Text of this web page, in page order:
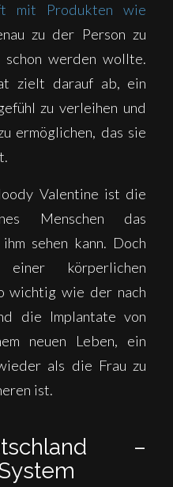
mit Produkten wie
zu der Person zu
werden wollte.
zielt darauf ab, ein
zu verleihen und
ermöglichen, das sie
Valentine ist die
Menschen das
sehen kann. Doch
körperlichen
wichtig wie der nach
die Implantate von
neuen Leben, ein
als die Frau zu
ist.
–